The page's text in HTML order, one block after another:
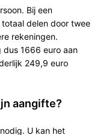
Bij een
delen door twee
rekeningen.
dus 1666 euro aan
249,9 euro
aangifte?
U kan het